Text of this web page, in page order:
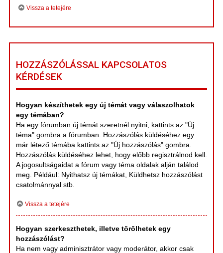
Vissza a tetejére
HOZZÁSZÓLÁSSAL KAPCSOLATOS
KÉRDÉSEK
Hogyan készíthetek egy új témát vagy válaszolhatok
egy témában?
Ha egy fórumban új témát szeretnél nyitni, kattints az "Új
téma" gombra a fórumban. Hozzászólás küldéséhez egy
már létező témába kattints az "Új hozzászólás" gombra.
Hozzászólás küldéséhez lehet, hogy előbb regisztrálnod kell.
A jogosultságaidat a fórum vagy téma oldalak alján találod
meg. Például: Nyithatsz új témákat, Küldhetsz hozzászólást
csatolmánnyal stb.
Vissza a tetejére
Hogyan szerkeszthetek, illetve törölhetek egy
hozzászólást?
Ha nem vagy adminisztrátor vagy moderátor, akkor csak